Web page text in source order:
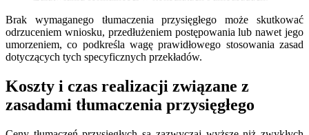
Brak wymaganego tłumaczenia przysięgłego może skutkować
odrzuceniem wniosku, przedłużeniem postępowania lub nawet jego
umorzeniem, co podkreśla wagę prawidłowego stosowania zasad
dotyczących tych specyficznych przekładów.
Koszty i czas realizacji związane z
zasadami tłumaczenia przysięgłego